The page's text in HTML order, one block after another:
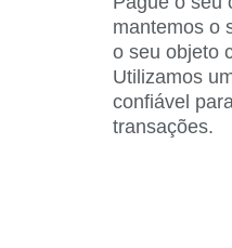
mantemos o
o seu objeto
Utilizamos
confiável
transações.